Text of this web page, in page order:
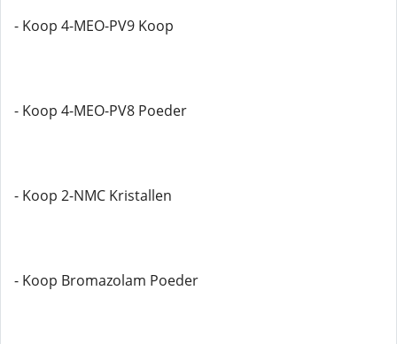
- Koop 4-MEO-PV9 Koop
- Koop 4-MEO-PV8 Poeder
- Koop 2-NMC Kristallen
- Koop Bromazolam Poeder